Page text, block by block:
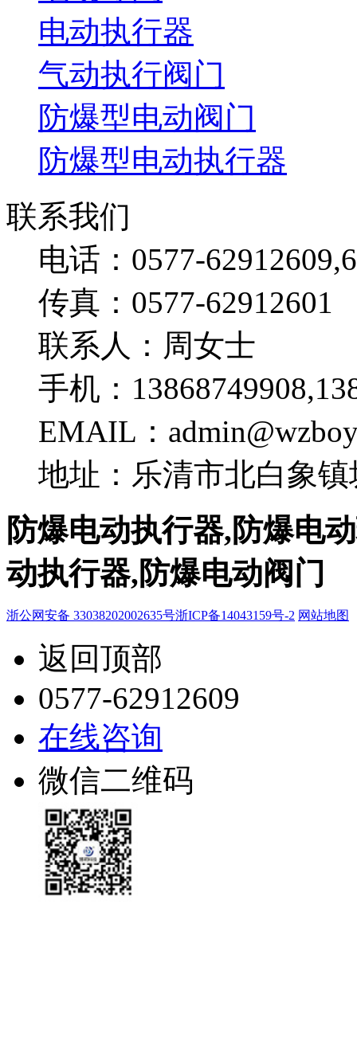
电动执行器
气动执行阀门
防爆型电动阀门
防爆型电动执行器
联系我们
电话：0577-
传真：0577-62912601
联系人：周女士
手机：
EMAIL：
地址：乐清市北白象
防爆电动执行器,防爆电
动执行器,防爆电动阀门
浙公网安备 33038202002635号浙ICP备14043159号-2 网站地图
返回顶部
0577-62912609
在线咨询
微信二维码